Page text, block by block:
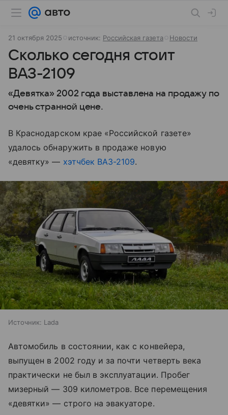
21 октября 2025 источник: Российская газета Новости
Сколько сегодня стоит
ВАЗ-2109
«Девятка» 2002 года выставлена на продажу по
очень странной цене.
В Краснодарском крае «Российской газете»
удалось обнаружить в продаже новую
«девятку» — хэтчбек ВАЗ-2109.
Источник: Lada
Автомобиль в состоянии, как с конвейера,
выпущен в 2002 году и за почти четверть века
практически не был в эксплуатации. Пробег
мизерный — 309 километров. Все перемещения
«девятки» — строго на эвакуаторе.